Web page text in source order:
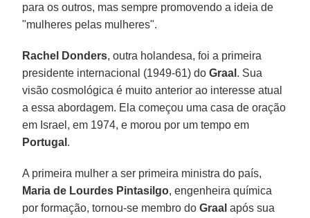
para os outros, mas sempre promovendo a ideia de
"mulheres pelas mulheres".
Rachel Donders, outra holandesa, foi a primeira
presidente internacional (1949-61) doGraal . Sua
visão cosmológica é muito anterior ao interesse atual
a essa abordagem. Ela começou uma casa de oração
em Israel, em 1974, e morou por um tempo em
Portugal .
A primeira mulher a ser primeira ministra do país,
Maria de Lourdes Pintasilgo, engenheira química
por formação, tornou-se membro doGraal após sua